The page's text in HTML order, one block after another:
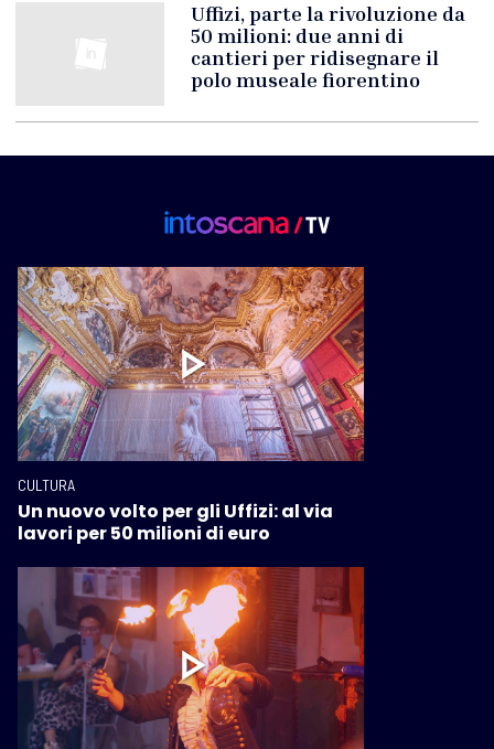
Uffizi, parte la rivoluzione da
50 milioni: due anni di
cantieri per ridisegnare il
polo museale fiorentino
CULTURA
Un nuovo volto per gli Uffizi: al via
lavori per 50 milioni di euro